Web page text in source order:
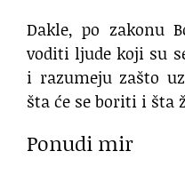
Dakle, po zakonu
voditi ljude koji su
i razumeju zašto
šta će se boriti i šta
Ponudi mir